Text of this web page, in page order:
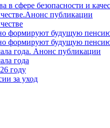
в сфере безопасности и
публикации
формируют будущую
формируют будущую
года. Анонс публикации
года
году
за уход